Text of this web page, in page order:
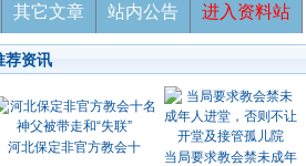
其它文章 站内公告 进入资料站
荐资讯
河北保定非官方教会十
当局要求教会禁未成年